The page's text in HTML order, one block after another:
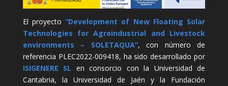
El proyecto“Development of New Floating Solar
Technologies for Agroindustrial and Livestock
environments – SOLETAQUA”, con número de
referencia PLEC2022-009418, ha sido desarrollado por
ISIGENERE SL en consorcio con la Universidad de
Cantabria, la Universidad de Jaén y la Fundación